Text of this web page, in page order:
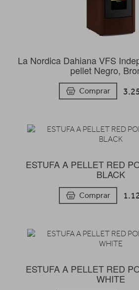
La Nordica Dahiana VFS
pellet Negro,
Comprar
ESTUFA A PELLET RED
BLACK
Comprar
ESTUFA A PELLET RED
WHITE